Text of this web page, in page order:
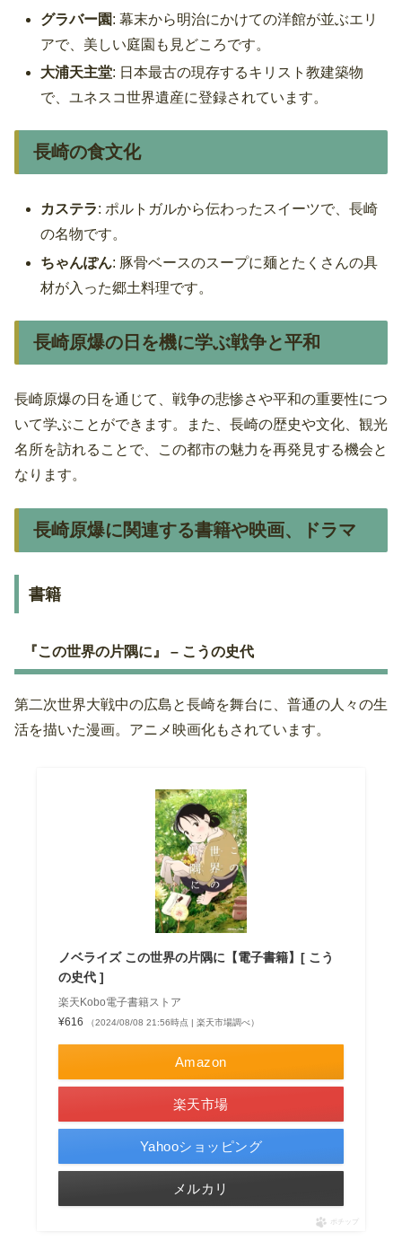
グラバー園: 幕末から明治にかけての洋館が並ぶエリ
アで、美しい庭園も見どころです。
大浦天主堂: 日本最古の現存するキリスト教建築物
で、ユネスコ世界遺産に登録されています。
長崎の食文化
カステラ: ポルトガルから伝わったスイーツで、長崎
の名物です。
ちゃんぽん: 豚骨ベースのスープに麺とたくさんの具
材が入った郷土料理です。
長崎原爆の日を機に学ぶ戦争と平和
長崎原爆の日を通じて、戦争の悲惨さや平和の重要性につ
いて学ぶことができます。また、長崎の歴史や文化、観光
名所を訪れることで、この都市の魅力を再発見する機会と
なります。
長崎原爆に関連する書籍や映画、ドラマ
書籍
『この世界の片隅に』 – こうの史代
第二次世界大戦中の広島と長崎を舞台に、普通の人々の生
活を描いた漫画。アニメ映画化もされています。
ノベライズ この世界の片隅に【電子書籍】[ こう
の史代 ]
楽天Kobo電子書籍ストア
¥616
（2024/08/08 21:56時点 | 楽天市場調べ）
Amazon
楽天市場
Yahooショッピング
メルカリ
ポチップ